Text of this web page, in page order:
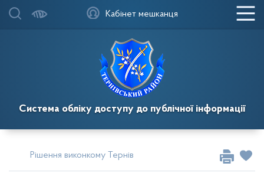
Система обліку доступу до публічної інформації
Кабінет мешканця
Рішення виконкому Тернівської районної у місті ради